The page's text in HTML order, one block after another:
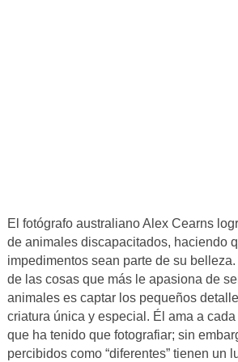
El fotógrafo australiano Alex Cearns
de animales discapacitados, haciendo
impedimentos sean parte de su
de las cosas que más le apasiona de
animales es captar los pequeños
criatura única y especial. Él ama a
que ha tenido que fotografiar; sin
percibidos como “diferentes” tienen un